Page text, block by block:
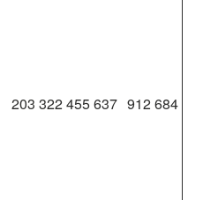
203 322455637 912684